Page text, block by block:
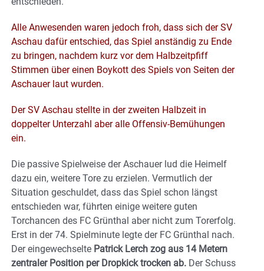
Alle Anwesenden waren jedoch froh, dass sich der SV
Aschau dafür entschied, das Spiel anständig zu Ende
zu bringen, nachdem kurz vor dem Halbzeitpfiff
Stimmen über einen Boykott des Spiels von Seiten der
Aschauer laut wurden.
Der SV Aschau stellte in der zweiten Halbzeit in
doppelter Unterzahl aber alle Offensiv-Bemühungen
ein.
Die passive Spielweise der Aschauer lud die Heimelf
dazu ein, weitere Tore zu erzielen. Vermutlich der
Situation geschuldet, dass das Spiel schon längst
entschieden war, führten einige weitere guten
Torchancen des FC Grünthal aber nicht zum Torerfolg.
Erst in der 74. Spielminute legte der FC Grünthal nach.
Der eingewechselte Patrick Lerch zog aus 14 Metern
zentraler Position per Dropkick trocken ab. Der Schuss